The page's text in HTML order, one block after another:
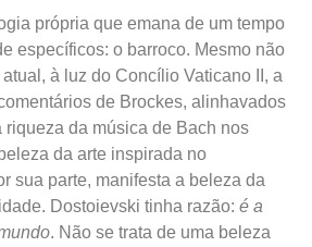
própria que emana de um tempo
específicos: o barroco. Mesmo não
à luz do Concílio Vaticano II, a
de Brockes, alinhavados
riqueza da música de Bach nos
da arte inspirada no
sua parte, manifesta a beleza da
Dostoievski tinha razão: é a
. Não se trata de uma beleza